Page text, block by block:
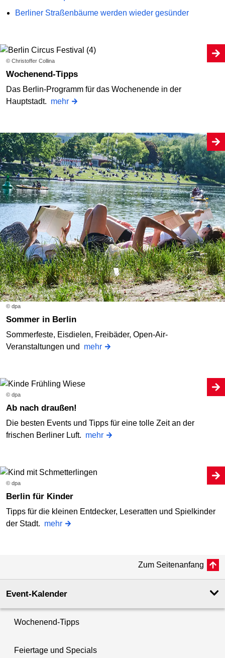
Berliner Straßenbäume werden wieder gesünder
© Christoffer Collina
Wochenend-Tipps
Das Berlin-Programm für das Wochenende in der
Hauptstadt. mehr
© dpa
Sommer in Berlin
Sommerfeste, Eisdielen, Freibäder, Open-Air-
Veranstaltungen und mehr
© dpa
Ab nach draußen!
Die besten Events und Tipps für eine tolle Zeit an der
frischen Berliner Luft. mehr
© dpa
Berlin für Kinder
Tipps für die kleinen Entdecker, Leseratten und Spielkinder
der Stadt. mehr
Zum Seitenanfang
Event-Kalender
Wochenend-Tipps
Feiertage und Specials